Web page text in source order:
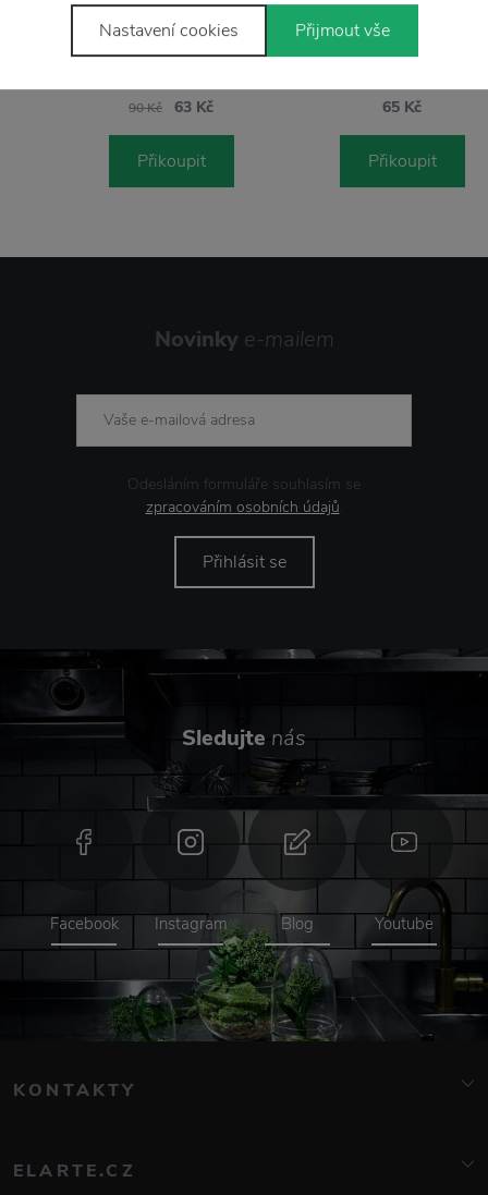
Papírové slámky v tubě
90 Kč 63 Kč
Přikoupit
Papírové košíčky na cukroví
65 Kč
Přikoupit
Novinky e-mailem
Odesláním formuláře souhlasím se
zpracováním osobních údajů.
Přihlásit se
Sledujte nás
Facebook Instagram Blog Youtube
KONTAKTY
776 081 000
ELARTE.CZ
Nastavení cookies Přijmout vše